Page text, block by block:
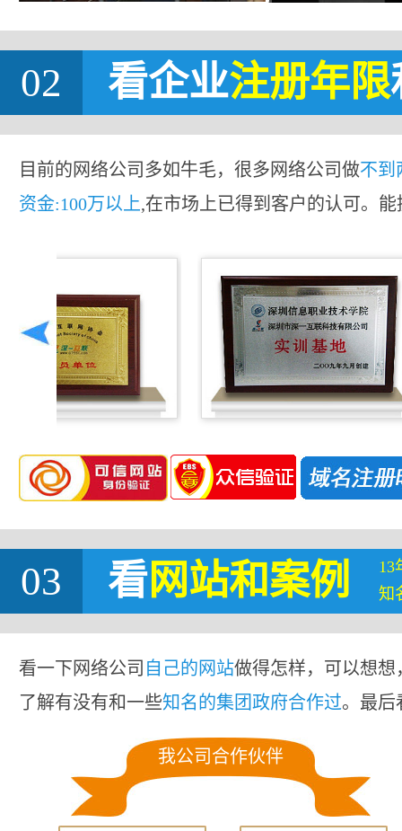
02 看企业注册年限
目前的网络公司多如牛毛，很多网络公司做不到
资金:100万以上,在市场上已得到客户的认可。
03 看网站和案例
13
知
看一下网络公司 自己的网站做得怎样，可以想
了解有没有和一些知名的集团政府合作过。最后
我公司合作伙伴